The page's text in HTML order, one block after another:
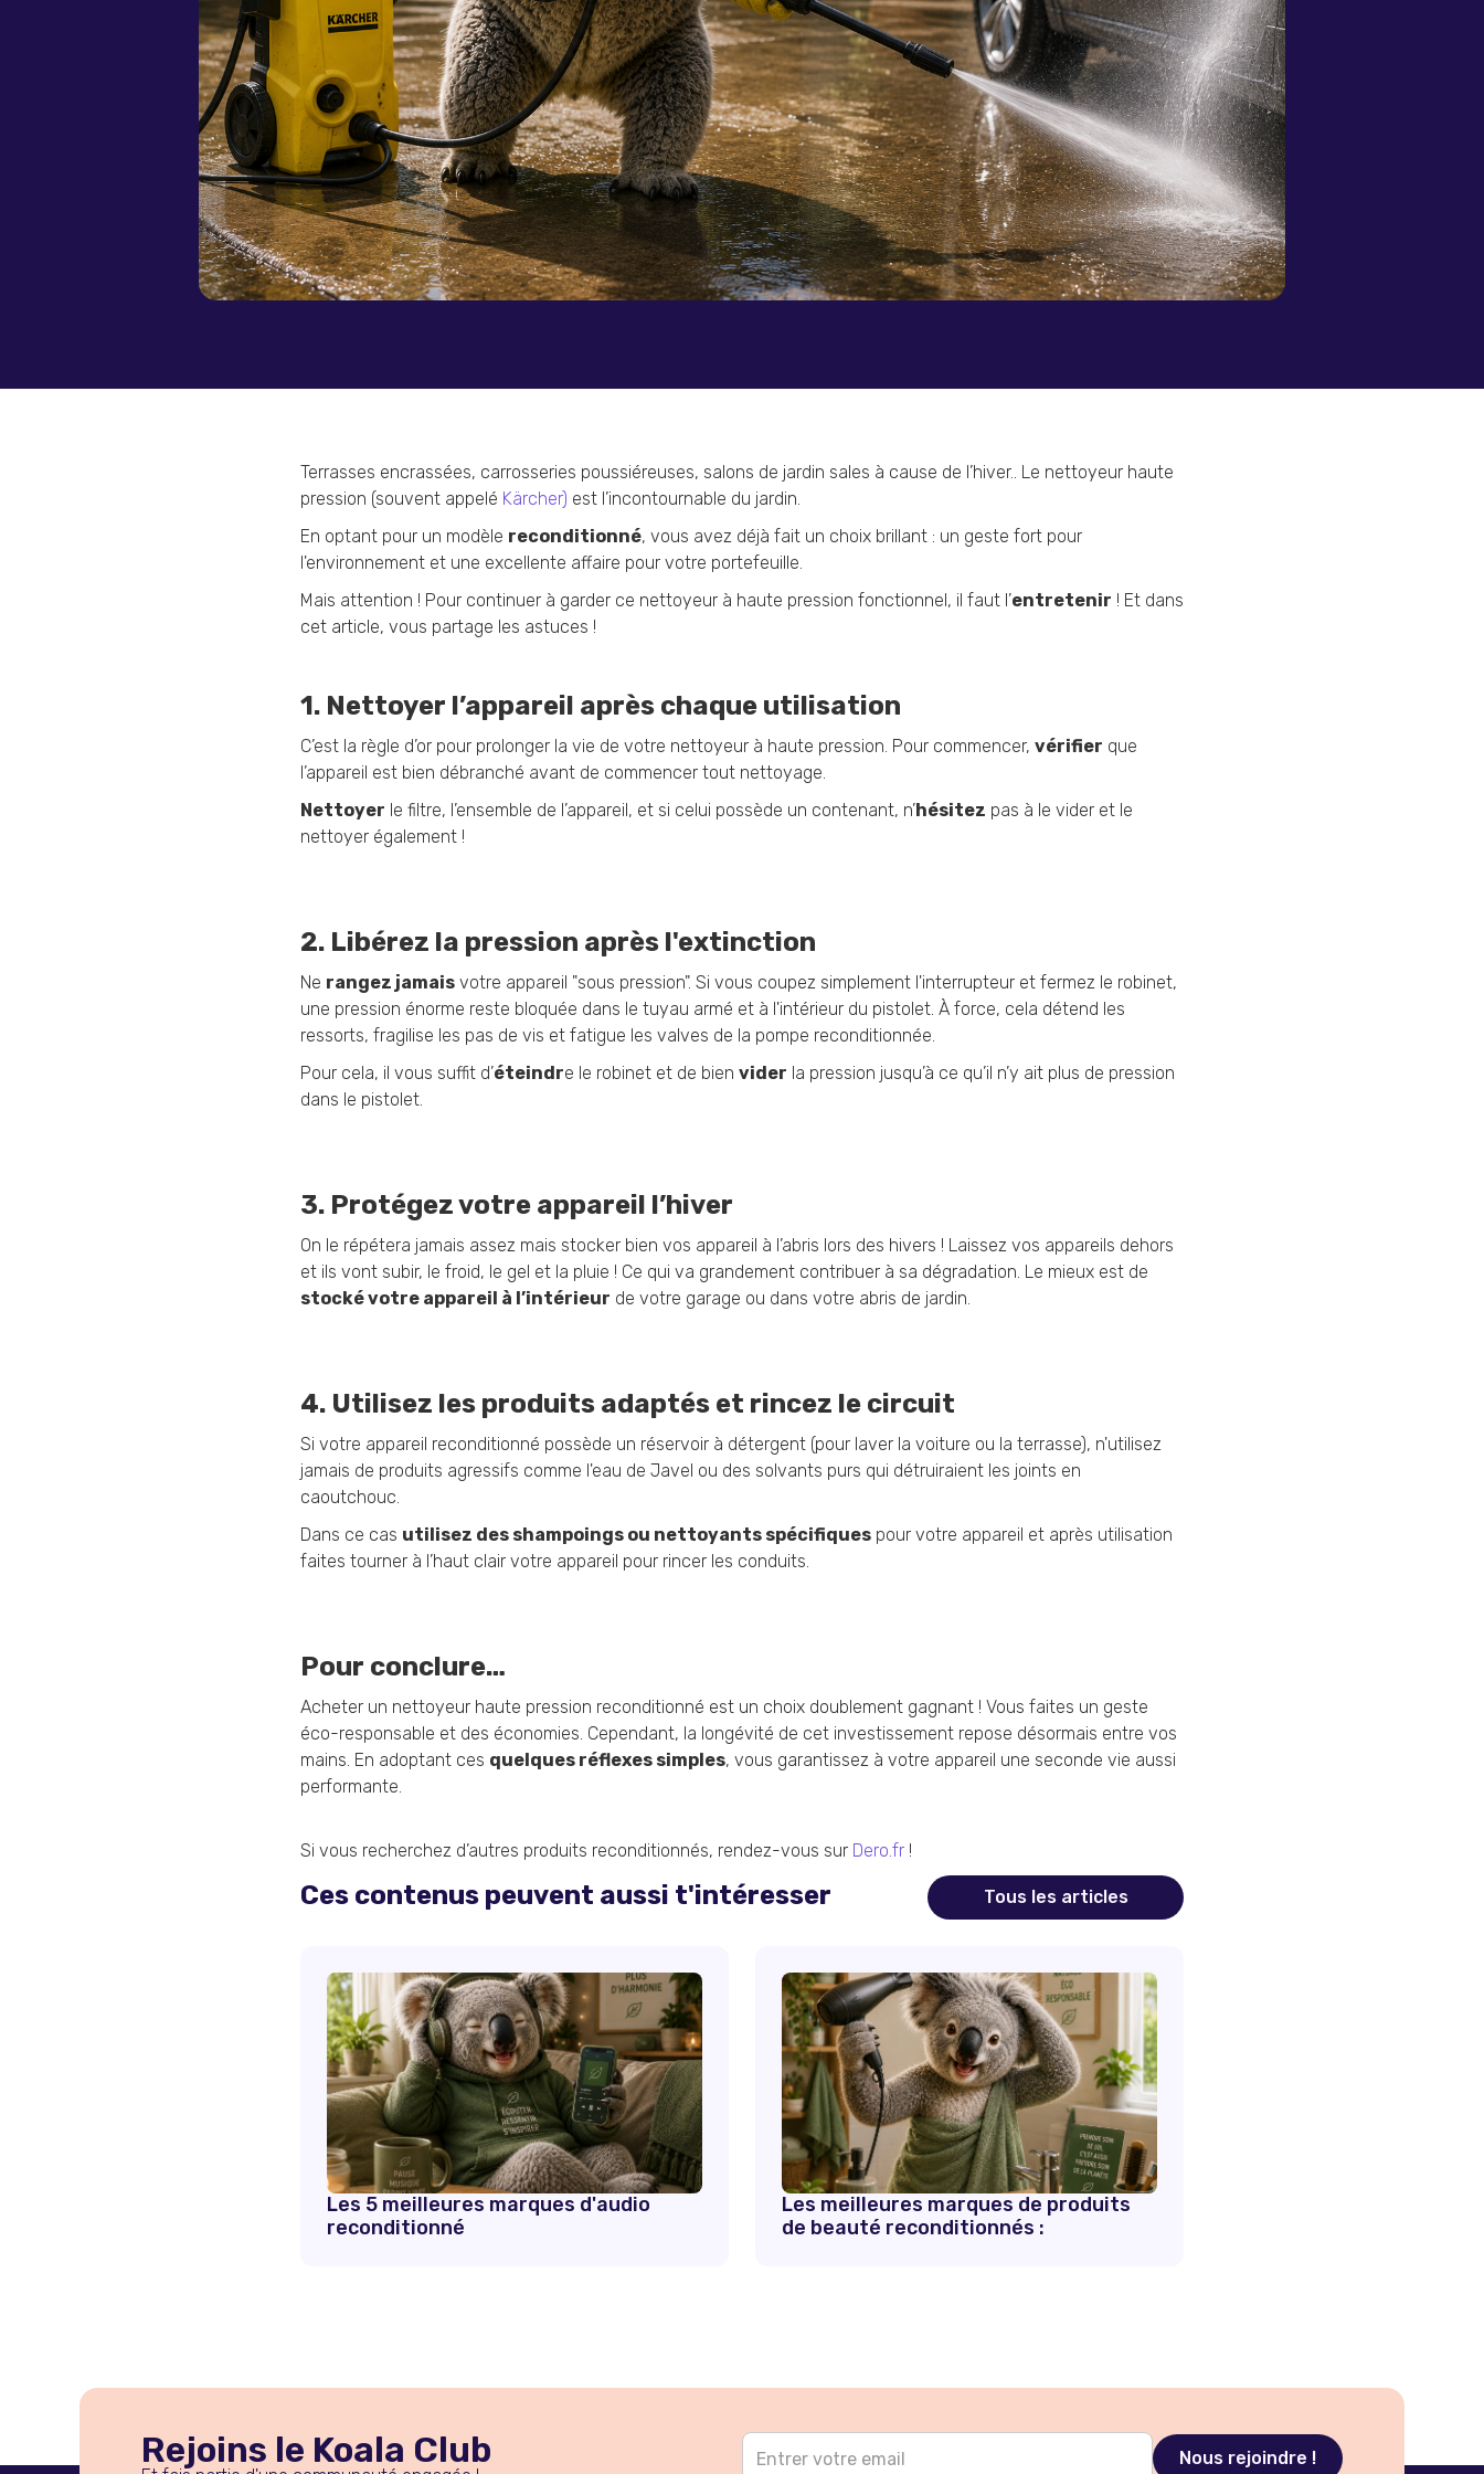
Terrasses encrassées, carrosseries poussiéreuses, salons de jardin sales à cause de l’hiver.. Le nettoyeur haute
pression (souvent appelé Kärcher) est l’incontournable du jardin.
En optant pour un modèle reconditionné, vous avez déjà fait un choix brillant : un geste fort pour
l'environnement et une excellente affaire pour votre portefeuille.
Mais attention ! Pour continuer à garder ce nettoyeur à haute pression fonctionnel, il faut l’entretenir ! Et dans
cet article, vous partage les astuces !
1. Nettoyer l’appareil après chaque utilisation
C’est la règle d’or pour prolonger la vie de votre nettoyeur à haute pression. Pour commencer, vérifier que
l’appareil est bien débranché avant de commencer tout nettoyage.
Nettoyer le filtre, l’ensemble de l’appareil, et si celui possède un contenant, n’hésitez pas à le vider et le
nettoyer également !
2. Libérez la pression après l'extinction
Ne rangez jamais votre appareil "sous pression". Si vous coupez simplement l'interrupteur et fermez le robinet,
une pression énorme reste bloquée dans le tuyau armé et à l'intérieur du pistolet. À force, cela détend les
ressorts, fragilise les pas de vis et fatigue les valves de la pompe reconditionnée.
Pour cela, il vous suffit d’éteindre le robinet et de bien vider la pression jusqu’à ce qu’il n’y ait plus de pression
dans le pistolet.
3. Protégez votre appareil l’hiver
On le répétera jamais assez mais stocker bien vos appareil à l’abris lors des hivers ! Laissez vos appareils dehors
et ils vont subir, le froid, le gel et la pluie ! Ce qui va grandement contribuer à sa dégradation. Le mieux est de
stocké votre appareil à l’intérieur de votre garage ou dans votre abris de jardin.
4. Utilisez les produits adaptés et rincez le circuit
Si votre appareil reconditionné possède un réservoir à détergent (pour laver la voiture ou la terrasse), n'utilisez
jamais de produits agressifs comme l'eau de Javel ou des solvants purs qui détruiraient les joints en
caoutchouc.
Dans ce cas utilisez des shampoings ou nettoyants spécifiques pour votre appareil et après utilisation
faites tourner à l’haut clair votre appareil pour rincer les conduits.
Pour conclure…
Acheter un nettoyeur haute pression reconditionné est un choix doublement gagnant ! Vous faites un geste
éco-responsable et des économies. Cependant, la longévité de cet investissement repose désormais entre vos
mains. En adoptant ces quelques réflexes simples, vous garantissez à votre appareil une seconde vie aussi
performante.
Si vous recherchez d’autres produits reconditionnés, rendez-vous sur Dero.fr !
Ces contenus peuvent aussi t'intéresser Tous les articles
Les 5 meilleures marques d'audio
reconditionné
Les meilleures marques de produits
de beauté reconditionnés :
Rejoins le Koala Club